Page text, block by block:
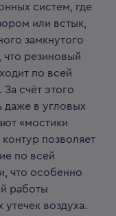
систем, где
или встык,
замкнутого
что резиновый
по всей
счёт этого
даже в угловых
«мостики
позволяет
по всей
что особенно
работы
воздуха.